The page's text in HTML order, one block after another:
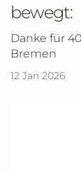
bewegt:
Danke für
Bremen
12 Jan 2026